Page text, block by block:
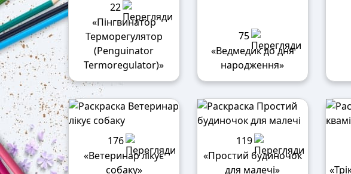
22
«Пінгвинатор
Терморегулятор
(Penguinator
Termoregulator)»
75
«Ведмедик до дня
народження»
176
«Ветеринар лікує
собаку»
119
«Простий будиночок
для малечі»